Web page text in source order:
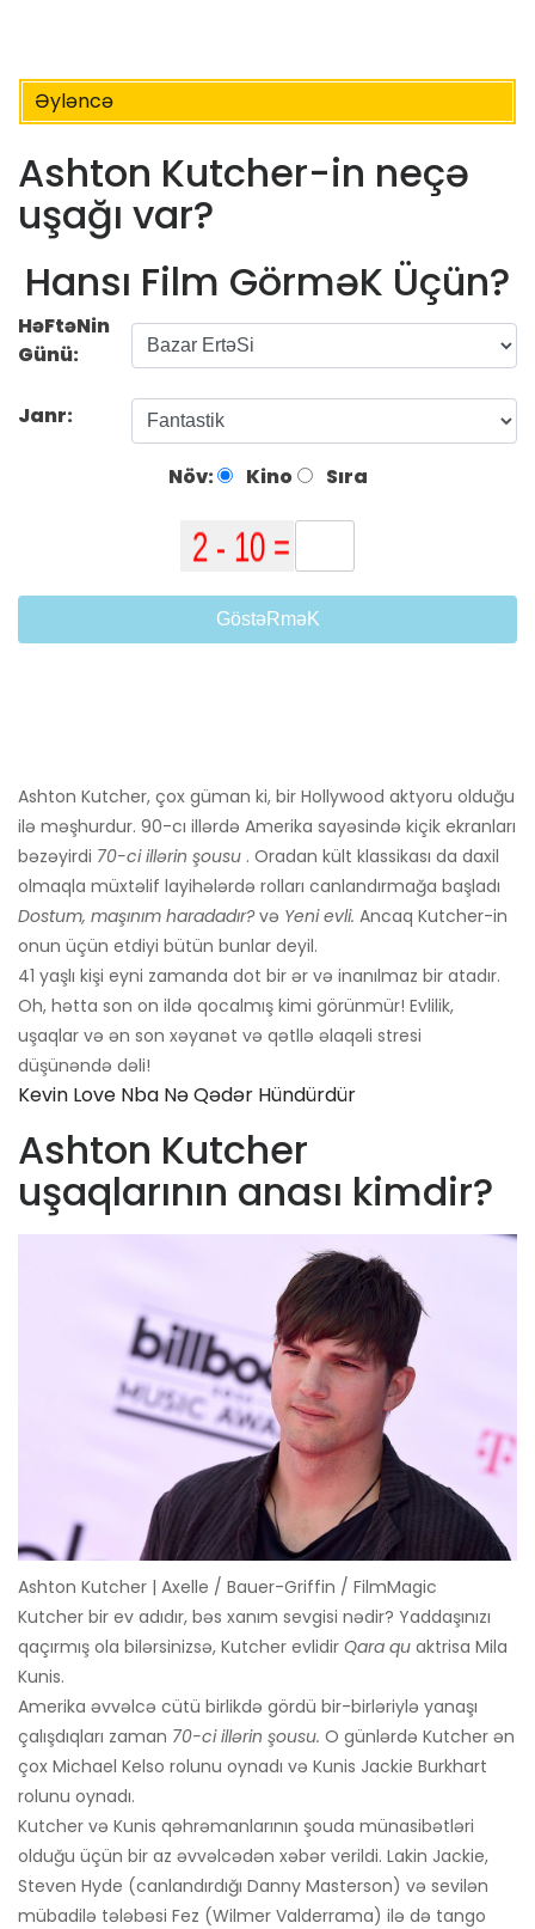
Əyləncə
Ashton Kutcher-in neçə
uşağı var?
Hansı Film GörməK Üçün?
HəFtəNin
Günü:
Janr:
Növ: Kino Sıra
GöstəRməK
Ashton Kutcher, çox güman ki, bir Hollywood aktyoru olduğu
ilə məşhurdur. 90-cı illərdə Amerika sayəsində kiçik ekranları
bəzəyirdi 70-ci illərin şousu . Oradan kült klassikası da daxil
olmaqla müxtəlif layihələrdə rolları canlandırmağa başladı
Dostum, maşınım haradadır?və Yeni evli. Ancaq Kutcher-in
onun üçün etdiyi bütün bunlar deyil.
41 yaşlı kişi eyni zamanda dot bir ər və inanılmaz bir atadır.
Oh, hətta son on ildə qocalmış kimi görünmür! Evlilik,
uşaqlar və ən son xəyanət və qətllə əlaqəli stresi
düşünəndə dəli!
Kevin Love Nba Nə Qədər Hündürdür
Ashton Kutcher
uşaqlarının anası kimdir?
Ashton Kutcher | Axelle / Bauer-Griffin / FilmMagic
Kutcher bir ev adıdır, bəs xanım sevgisi nədir? Yaddaşınızı
qaçırmış ola bilərsinizsə, Kutcher evlidir Qara qu aktrisa Mila
Kunis.
Amerika əvvəlcə cütü birlikdə gördü bir-birləriylə yanaşı
çalışdıqları zaman 70-ci illərin şousu. O günlərdə Kutcher ən
çox Michael Kelso rolunu oynadı və Kunis Jackie Burkhart
rolunu oynadı.
Kutcher və Kunis qəhrəmanlarının şouda münasibətləri
olduğu üçün bir az əvvəlcədən xəbər verildi. Lakin Jackie,
Steven Hyde (canlandırdığı Danny Masterson) və sevilən
mübadilə tələbəsi Fez (Wilmer Valderrama) ilə də tango